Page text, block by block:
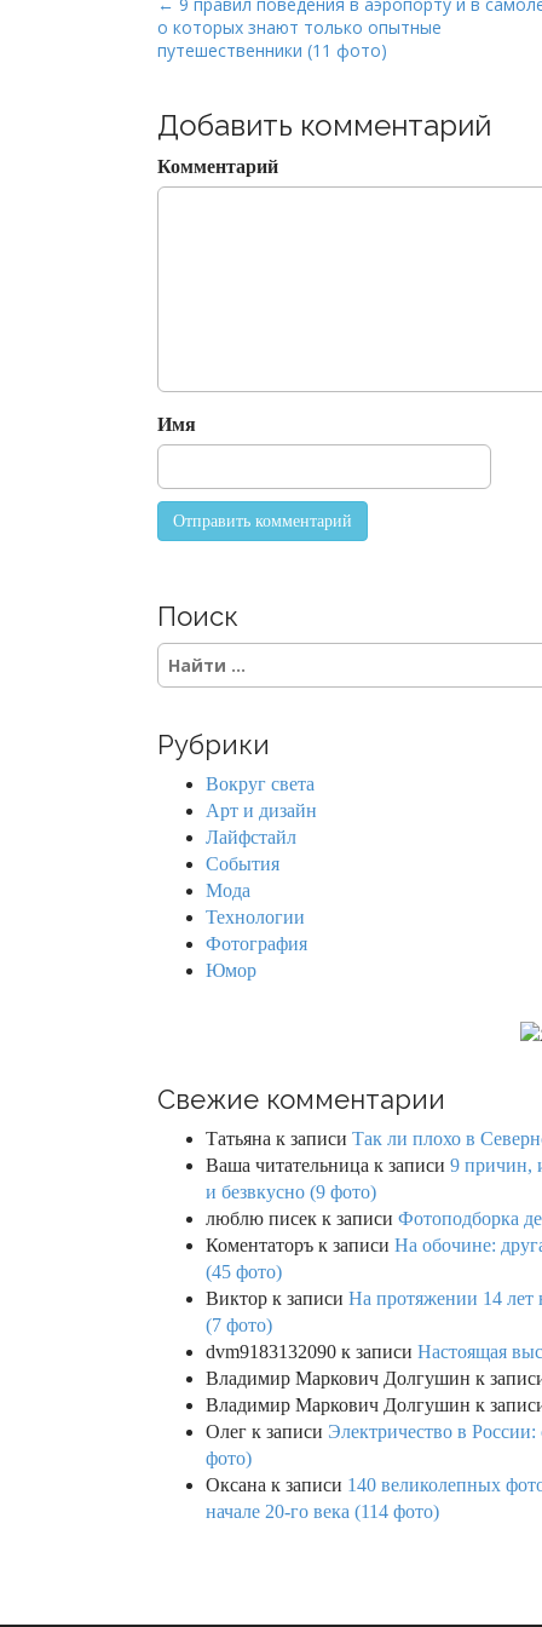
o
s
n
a
v
o
n
о которых знают только опытные
путешественники (11 фото)
Добавить комментарий
Комментарий
Имя
Поиск
S
e
c
Рубрики
Вокруг света
Арт и дизайн
Лайфстайл
События
Мода
Технологии
Фотография
Юмор
Свежие комментарии
Татьяна к записи Так ли плохо в
Ваша читательница к записи 9 причин,
и безвкусно (9 фото)
люблю писек к записи Фотоподборка
Коментаторъ к записи На обочине:
(45 фото)
Виктор к записи На протяжении 14 лет
(7 фото)
dvm9183132090 к записи Настоящая
Владимир Маркович Долгушин к
Владимир Маркович Долгушин к
Олег к записи Электричество в
фото)
Оксана к записи 140 великолепных
начале 20-го века (114 фото)